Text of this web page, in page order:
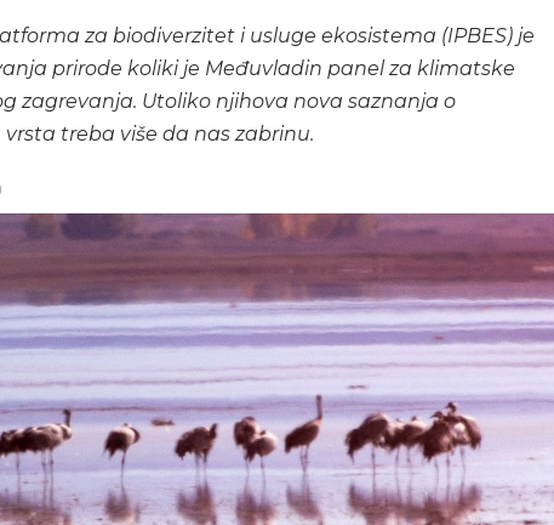
za biodiverzitet i usluge ekosistema (IPBES) je
prirode koliki je Međuvladin panel za klimatske
zagrevanja. Utoliko njihova nova saznanja o
treba više da nas zabrinu.